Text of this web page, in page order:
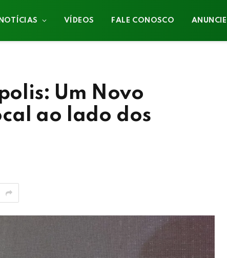
NOTÍCIAS VÍDEOS FALE CONOSCO ANUNCIE
Um Novo
ao lado dos